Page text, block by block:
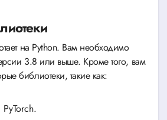
на Python. Вам необходимо
3.8 или выше. Кроме того, вам
библиотеки, такие как: